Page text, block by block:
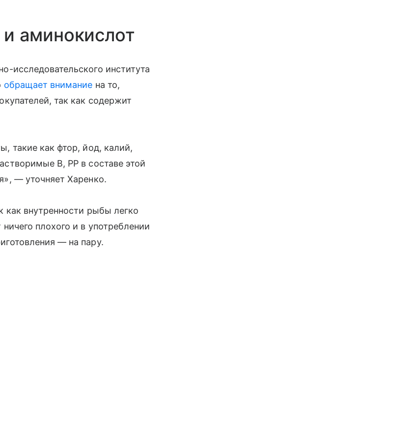
аминокислот
исследовательского института
обращает внимание на то,
так как содержит
такие как фтор, йод, калий,
В, РР в составе этой
— уточняет Харенко.
как внутренности рыбы легко
плохого и в употреблении
— на пару.